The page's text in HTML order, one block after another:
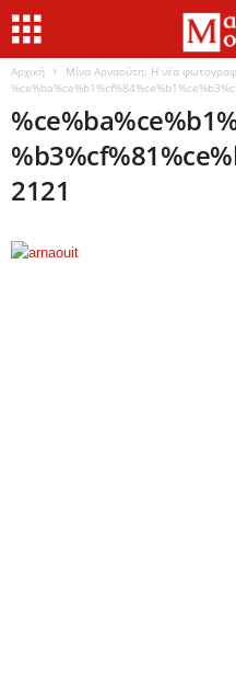
Αρχική
Μίνα Αρναούτη: Η νέα
2121